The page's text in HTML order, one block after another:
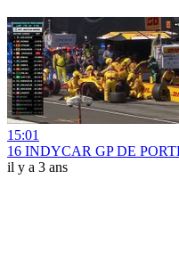
15:01
16 INDYCAR GP DE
il y a 3 ans